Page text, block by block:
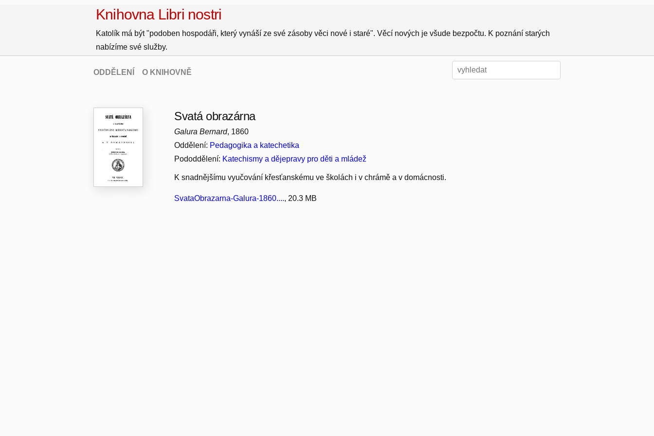
Knihovna Libri nostri
Katolík má být "podoben hospodáři, který vynáší ze své zásoby věci nové i staré". Věcí nových je všude bezpočtu. K poznání starých
nabízíme své služby.
ODDĚLENÍ O KNIHOVNĚ
Svatá obrazárna
Galura Bernard, 1860
Oddělení: Pedagogika a katechetika
Pododdělení: Katechismy a dějepravy pro děti a mládež
K snadnějšímu vyučování křesťanskému ve školách i v chrámě a v domácnosti.
SvataObrazarna-Galura-1860...., 20.3 MB